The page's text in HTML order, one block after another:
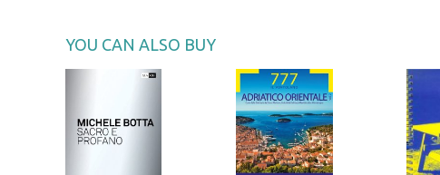
YOU CAN ALSO BUY